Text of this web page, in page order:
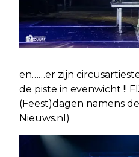
en……er zijn
de piste in evenwicht !!
(Feest)dagen namens
Nieuws.nl)